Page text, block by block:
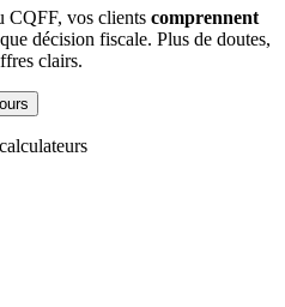
CQFF, vos clients comprennent
décision fiscale. Plus de doutes,
clairs.